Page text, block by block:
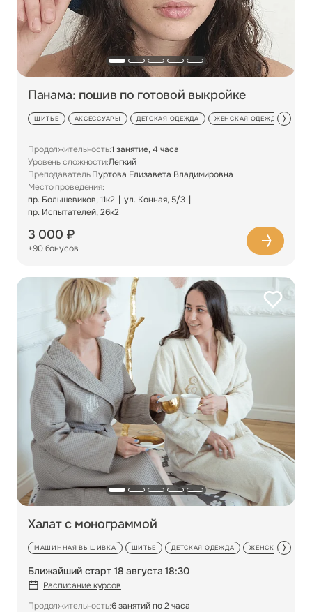
Панама: пошив по готовой выкройке
ШИТЬЕ АКСЕССУАРЫ ДЕТСКАЯ ОДЕЖДА ЖЕНСКАЯ ОДЕЖДА
Продолжительность:1 занятие, 4 часа
Уровень сложности:Легкий
Преподаватель:Пуртова Елизавета Владимировна
Место проведения:
пр. Большевиков, 11к2
ул. Конная, 5/3
пр. Испытателей, 26к2
3 000 ₽
+90 бонусов
Халат с монограммой
МАШИННАЯ ВЫШИВКА ШИТЬЕ ДЕТСКАЯ ОДЕЖДА ЖЕНСКАЯ
Продолжительность:6 занятий по 2 часа
Ближайший старт 18 августа 18:30
Расписание курсов